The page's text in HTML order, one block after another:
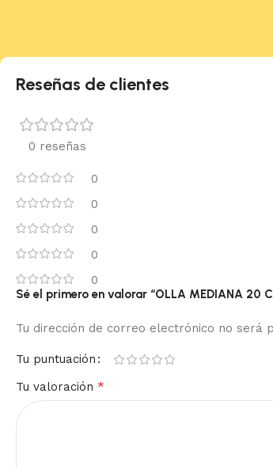
Reseñas de clientes
0 reseñas
0
0
0
0
0
Sé el primero en valorar “OLLA MEDIANA 20
Tu dirección de correo electrónico no será
Tu puntuación
Tu valoración *